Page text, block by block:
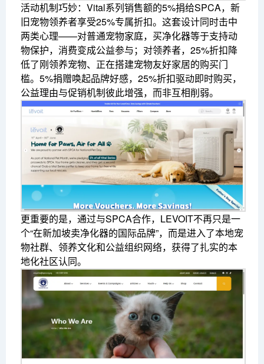
活动机制巧妙：Vital系列销售额的5%捐给SPCA，新
旧宠物领养者享受25%专属折扣。这套设计同时击中
两类心理——对普通宠物家庭，买净化器等于支持动
物保护，消费变成公益参与；对领养者，25%折扣降
低了刚领养宠物、正在搭建宠物友好家居的购买门
槛。5%捐赠唤起品牌好感，25%折扣驱动即时购买，
公益理由与促销机制彼此增强，而非互相削弱。
更重要的是，通过与SPCA合作，LEVOIT不再只是一
个“在新加坡卖净化器的国际品牌”，而是进入了本地宠
物社群、领养文化和公益组织网络，获得了扎实的本
地化社区认同。